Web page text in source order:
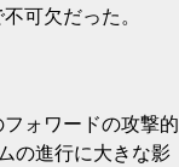
可欠だった。
ォワードの攻撃的
の進行に大きな影